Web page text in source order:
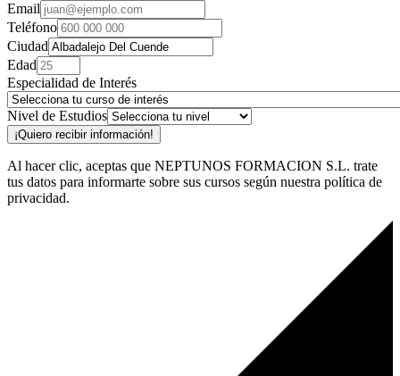
Email
Teléfono
Ciudad
Edad
Especialidad de Interés
Nivel de Estudios
¡Quiero recibir información!
Al hacer clic, aceptas que NEPTUNOS FORMACION S.L. trate
tus datos para informarte sobre sus cursos según nuestra política de
privacidad.